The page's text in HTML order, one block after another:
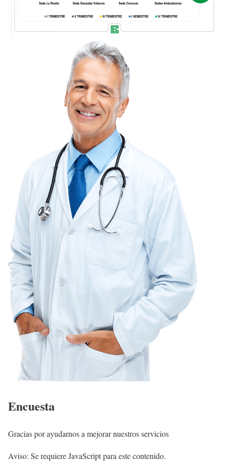
Encuesta
Gracias por ayudarnos a mejorar nuestros servicios
Aviso: Se requiere JavaScript para este contenido.